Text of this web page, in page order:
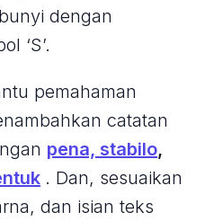
dengan
‘S’.
pemahaman
catatan
pena, stabilo,
. Dan, sesuaikan
dan isian teks